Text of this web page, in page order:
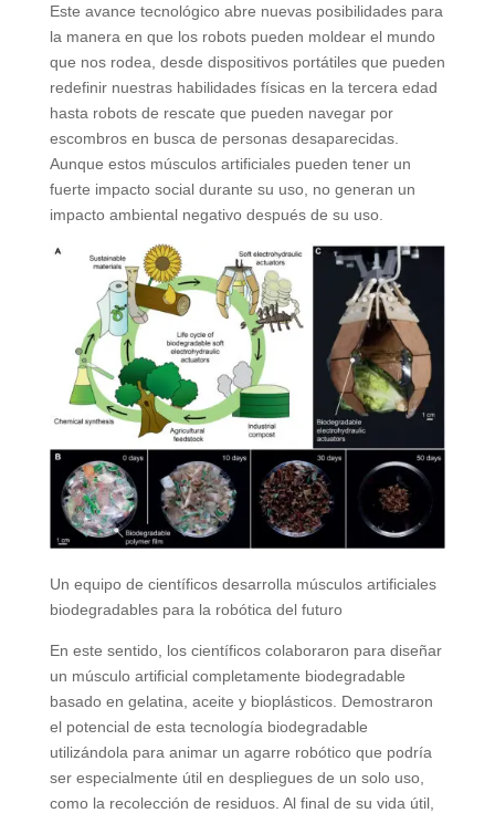
Este avance tecnológico abre nuevas posibilidades para
la manera en que los robots pueden moldear el mundo
que nos rodea, desde dispositivos portátiles que pueden
redefinir nuestras habilidades físicas en la tercera edad
hasta robots de rescate que pueden navegar por
escombros en busca de personas desaparecidas.
Aunque estos músculos artificiales pueden tener un
fuerte impacto social durante su uso, no generan un
impacto ambiental negativo después de su uso.
Un equipo de científicos desarrolla músculos artificiales
biodegradables para la robótica del futuro
En este sentido, los científicos colaboraron para diseñar
un músculo artificial completamente biodegradable
basado en gelatina, aceite y bioplásticos. Demostraron
el potencial de esta tecnología biodegradable
utilizándola para animar un agarre robótico que podría
ser especialmente útil en despliegues de un solo uso,
como la recolección de residuos. Al final de su vida útil,